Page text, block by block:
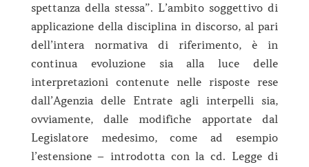
spettanza della stessa”. L’ambito soggettivo di
applicazione della disciplina in discorso, al pari
dell’intera normativa di riferimento, è in
continua evoluzione sia alla luce delle
interpretazioni contenute nelle risposte rese
dall’Agenzia delle Entrate agli interpelli sia,
ovviamente, dalle modifiche apportate dal
Legislatore medesimo, come ad esempio
l’estensione – introdotta con la cd. Legge di